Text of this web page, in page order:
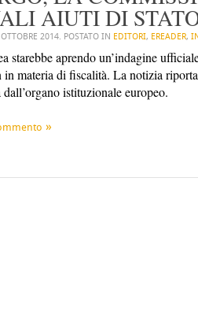
AIUTI DI
2014. POSTATO IN EDITORI, EREADER,
starebbe aprendo un’indagine
in materia di fiscalità. La notizia
istituzionale europeo.